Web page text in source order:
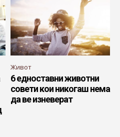
Живот
6 едноставни животни
совети кои никогаш нема
да ве изневерат